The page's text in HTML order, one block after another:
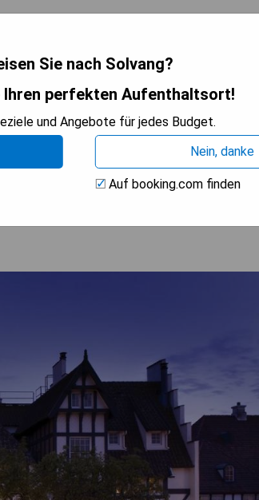
Sie nach Solvang?
Ihren perfekten Aufenthaltsort!
und Angebote für jedes Budget.
Nein, danke
Auf booking.com finden